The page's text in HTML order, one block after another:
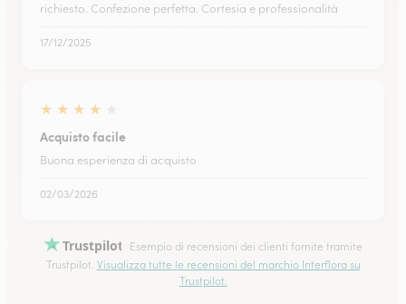
richiesto. Confezione perfetta. Cortesia e professionalità
17/12/2025
★ ★ ★ ★
Acquisto facile
Buona esperienza di acquisto
02/03/2026
Trustpilot
Esempio di recensioni dei clienti fornite tramite
Trustpilot. Visualizza tutte le recensioni del marchio Interflora su
Trustpilot.